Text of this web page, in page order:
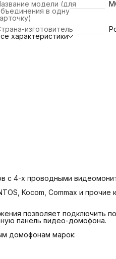
дополнительную камеру,
модель подключается к
марок:
модели (для
в одну
изготовитель
характеристики
с 4-х проводными
Kocom, Commax и прочие
позволяет подключить
панель видео-домофона.
домофонам марок: